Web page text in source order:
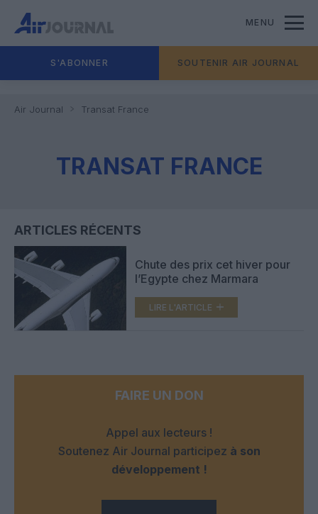
MENU
S'ABONNER SOUTENIR AIR JOURNAL
Air Journal Transat France
TRANSAT FRANCE
ARTICLES RÉCENTS
Chute des prix cet hiver pour
l’Egypte chez Marmara
LIRE L'ARTICLE
FAIRE UN DON
Appel aux lecteurs !
Soutenez Air Journal participez à son
développement !